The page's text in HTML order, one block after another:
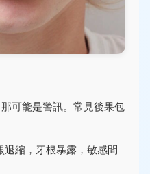
可能是警訊。常見後果包
縮，牙根暴露，敏感問